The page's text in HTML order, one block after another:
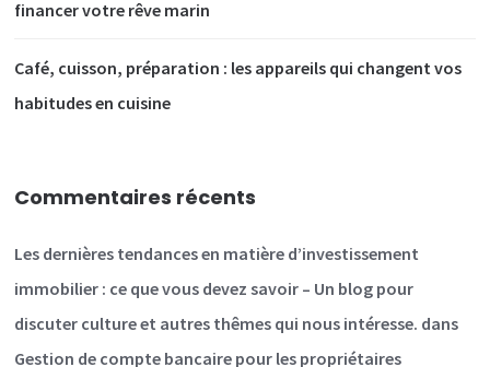
financer votre rêve marin
Café, cuisson, préparation : les appareils qui changent vos
habitudes en cuisine
Commentaires récents
Les dernières tendances en matière d’investissement
immobilier : ce que vous devez savoir – Un blog pour
discuter culture et autres thêmes qui nous intéresse. dans
Gestion de compte bancaire pour les propriétaires